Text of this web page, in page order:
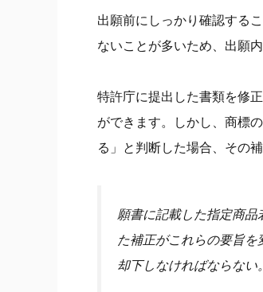
出願前にしっかり確認する
ないことが多いため、出願
特許庁に提出した書類を修
ができます。しかし、商標
る」と判断した場合、その
願書に記載した指定商
た補正がこれらの要旨
却下しなければならない。